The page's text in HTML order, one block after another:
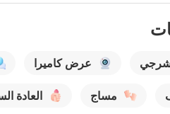
عرض كاميرا
مساج العادة